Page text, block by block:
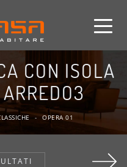
CON ISOLA
- OPERA 01